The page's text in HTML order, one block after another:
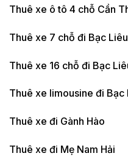
Thuê xe ô tô 4 chỗ Cần
Thuê xe 7 chỗ đi Bạc Liêu
Thuê xe 16 chỗ đi Bạc
Thuê xe limousine đi Bạc
Thuê xe đi Gành Hào
Thuê xe đi Mẹ Nam Hải